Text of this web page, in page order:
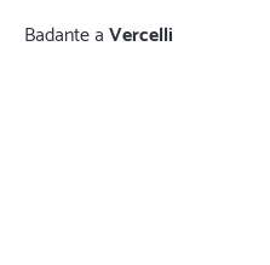
Badante aVercelli